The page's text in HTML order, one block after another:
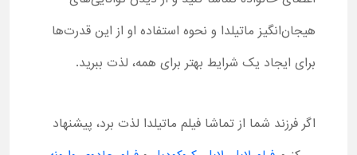
هیجان‌انگیز ماتیلدا و نحوه استفاده او از این قدرت‌ها
برای ایجاد یک شرایط بهتر برای همه، لذت ببرید.
اگر فرزند شما از تماشا فیلم ماتیلدا لذت برد، پیشنهاد